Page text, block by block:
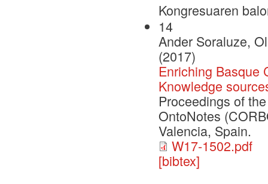
Kongresuaren
14
Ander Soraluze,
(2017)
Enriching Basque
Knowledge
Proceedings of
OntoNotes
Valencia, Spain.
W17-1502.pdf
[bibtex]